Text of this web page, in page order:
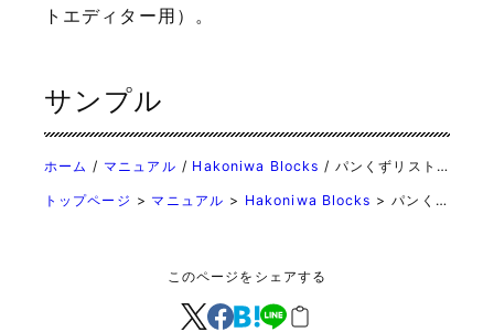
トエディター用）。
サンプル
ホーム マニュアル Hakoniwa Blocks パンくずリスト ブロック
トップページ マニュアル Hakoniwa Blocks パンくずリスト ブロック
このページをシェアする